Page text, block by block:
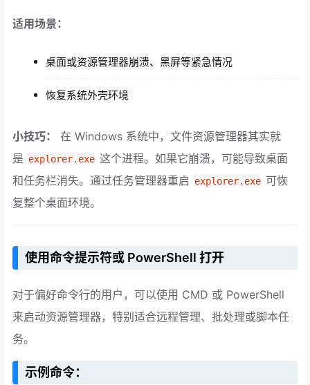
适用场景：
桌面或资源管理器崩溃、黑屏等紧急情况
恢复系统外壳环境
小技巧：
在 Windows 系统中，文件资源管理器其实就
是 explorer.exe 这个进程。如果它崩溃，可能导致桌面
和任务栏消失。通过任务管理器重启 explorer.exe 可恢
复整个桌面环境。
使用命令提示符或 PowerShell 打开
对于偏好命令行的用户，可以使用 CMD 或 PowerShell
来启动资源管理器，特别适合远程管理、批处理或脚本任
务。
示例命令：